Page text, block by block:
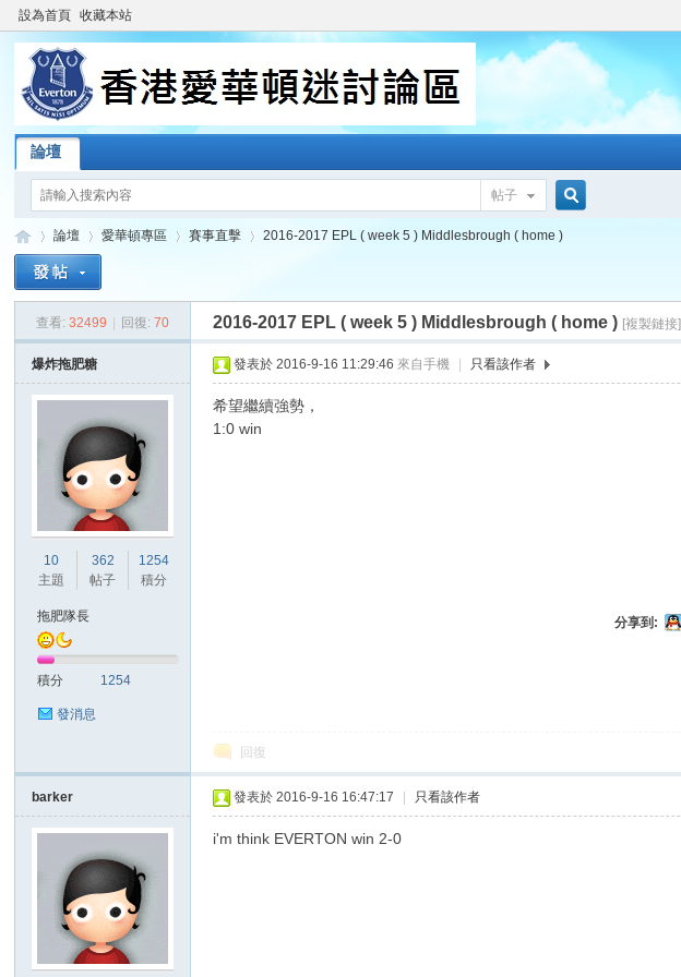
設為首頁 收藏本站
論壇
帖子
索
»
論壇
›
愛華頓專區
›
賽事直擊
›
2016-2017 EPL ( week 5 ) Middlesbrough ( home )
查看: 32499 回復: 70 2016-2017 EPL ( week 5 ) Middlesbrough ( home ) [複製鏈接]
爆炸拖肥糖
10
主題
362
帖子
1254
積分
拖肥隊長
積分 1254
發消息
發表於 2016-9-16 11:29:46 來自手機 只看該作者
希望繼續強勢，
1:0 win
分享到:
回復
barker 發表於 2016-9-16 16:47:17 只看該作者
i'm think EVERTON win 2-0